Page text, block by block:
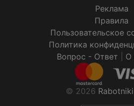
Реклама
Правила
Пользовательское
Политика
Вопрос - Ответ
О
© 2026